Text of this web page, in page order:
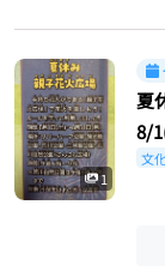
1
夏
8/
文